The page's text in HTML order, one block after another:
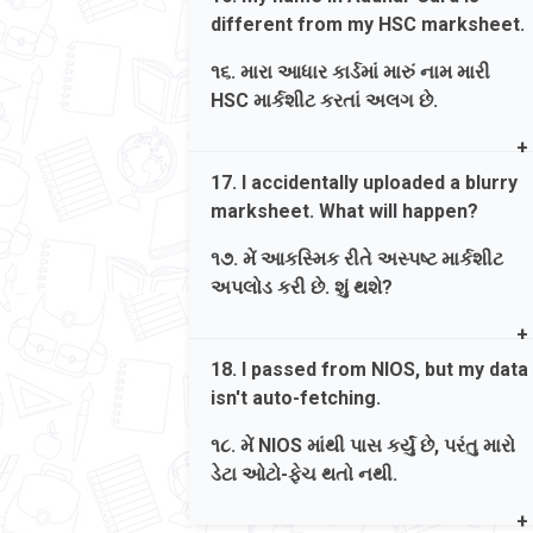
જવાબ. હા, તમે કૉલેજ X માં 'B.A.' ને
પસંદગી 1 તરીકે અને કૉલેજ Y માં સમાન
'B.A.' ને પસંદગી 2 તરીકે પસંદ કરી શકો
છો.
different from my HSC marksheet.
૧૬. મારા આધાર કાર્ડમાં મારું નામ મારી
HSC માર્કશીટ કરતાં અલગ છે.
Marksheet' exactly as printed on the
HSC marksheet. For the 'Name as per
Aadhar' field, enter it exactly as it
appears on your Aadhar card.
'Name as per Aadhar' માટે, આધાર કાર્ડ
માં છપાયેલ હોય તે જ રીતે દાખલ કરો.
17. I accidentally uploaded a blurry
marksheet. What will happen?
૧૭. મેં આકસ્મિક રીતે અસ્પષ્ટ માર્કશીટ
અપલોડ કરી છે. શું થશે?
rejection of your application during the
college verification phase. Always
ensure you upload clear scans under
5MB.
18. I passed from NIOS, but my data
isn't auto-fetching.
૧૮. મેં NIOS માંથી પાસ કર્યું છે, પરંતુ મારો
ડેટા ઓટો-ફેચ થતો નથી.